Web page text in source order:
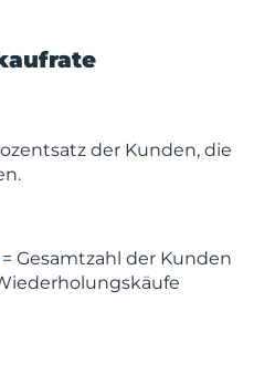
der Kunden, die
= Gesamtzahl der Kunden